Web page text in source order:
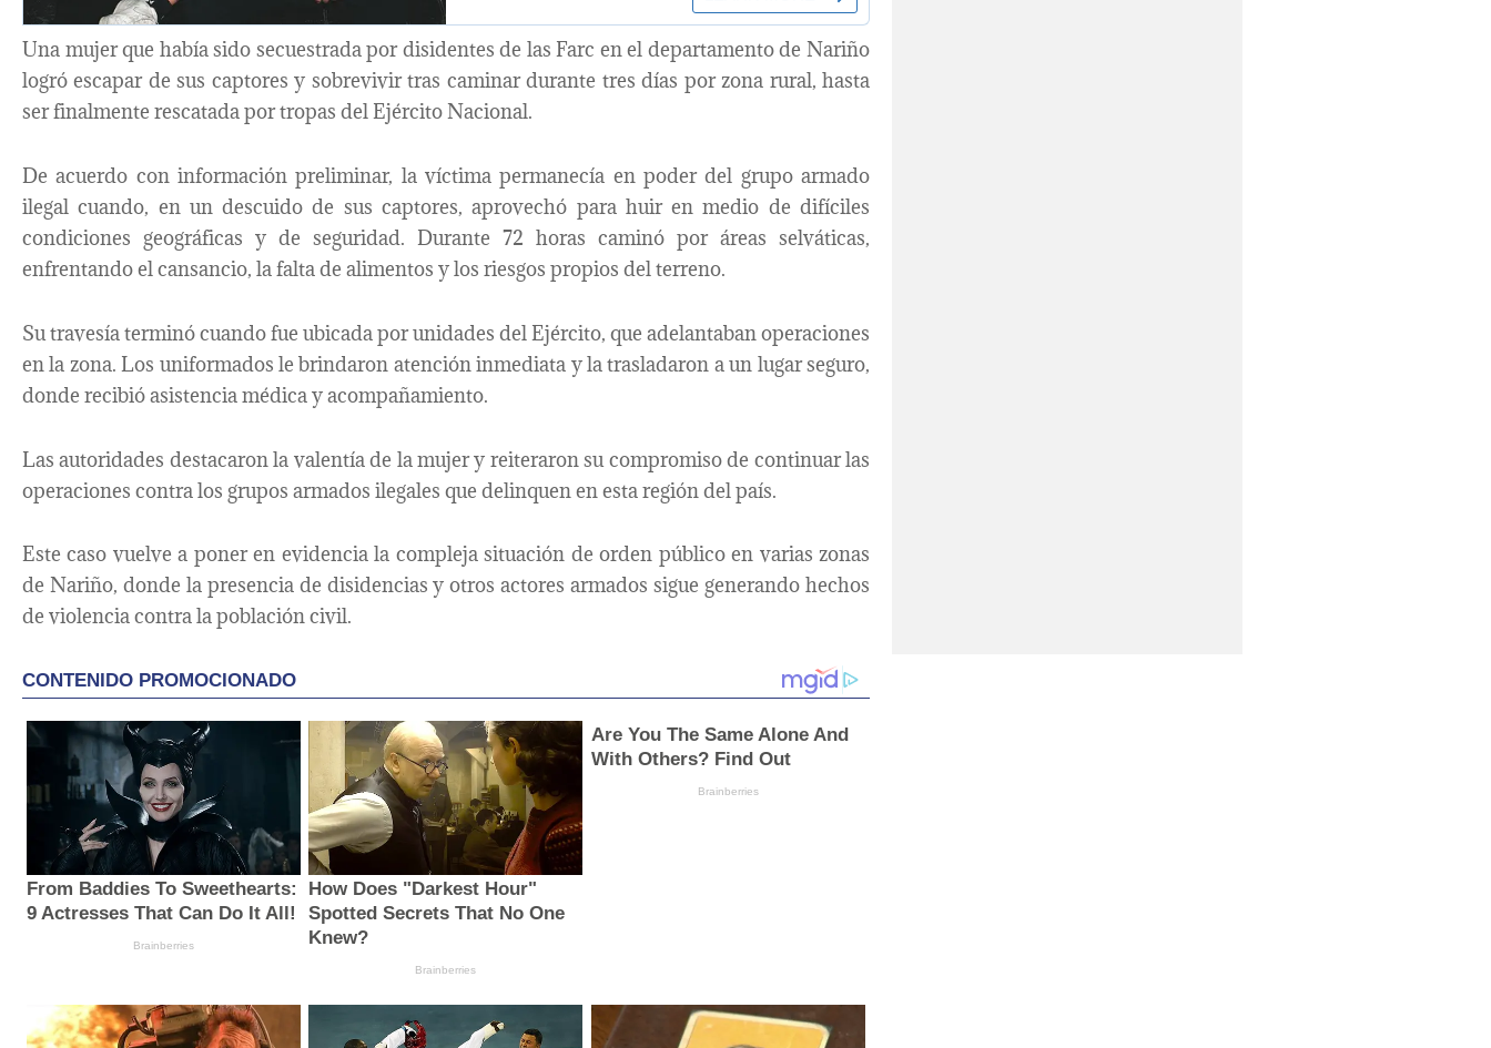
Una mujer que había sido secuestrada por disidentes de las Farc en el departamento de Nariño
logró escapar de sus captores y sobrevivir tras caminar durante tres días por zona rural, hasta
ser finalmente rescatada por tropas del Ejército Nacional.
De acuerdo con información preliminar, la víctima permanecía en poder del grupo armado
ilegal cuando, en un descuido de sus captores, aprovechó para huir en medio de difíciles
condiciones geográficas y de seguridad. Durante 72 horas caminó por áreas selváticas,
enfrentando el cansancio, la falta de alimentos y los riesgos propios del terreno.
Su travesía terminó cuando fue ubicada por unidades del Ejército, que adelantaban operaciones
en la zona. Los uniformados le brindaron atención inmediata y la trasladaron a un lugar seguro,
donde recibió asistencia médica y acompañamiento.
Las autoridades destacaron la valentía de la mujer y reiteraron su compromiso de continuar las
operaciones contra los grupos armados ilegales que delinquen en esta región del país.
Este caso vuelve a poner en evidencia la compleja situación de orden público en varias zonas
de Nariño, donde la presencia de disidencias y otros actores armados sigue generando hechos
de violencia contra la población civil.